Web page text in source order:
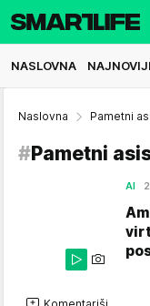
NASLOVNA
Naslovna Pametni
#Pametni
AI
Komentariši